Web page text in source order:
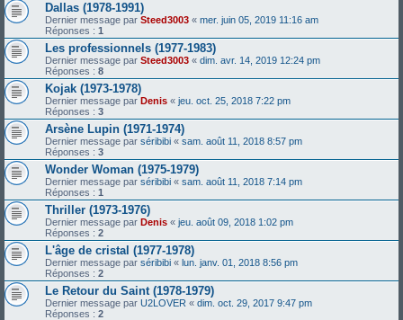
Dallas (1978-1991)
Dernier message par Steed3003 « mer. juin 05, 2019 11:16 am
Réponses : 1
Les professionnels (1977-1983)
Dernier message par Steed3003 « dim. avr. 14, 2019 12:24 pm
Réponses : 8
Kojak (1973-1978)
Dernier message par Denis « jeu. oct. 25, 2018 7:22 pm
Réponses : 3
Arsène Lupin (1971-1974)
Dernier message par séribibi « sam. août 11, 2018 8:57 pm
Réponses : 3
Wonder Woman (1975-1979)
Dernier message par séribibi « sam. août 11, 2018 7:14 pm
Réponses : 1
Thriller (1973-1976)
Dernier message par Denis « jeu. août 09, 2018 1:02 pm
Réponses : 2
L'âge de cristal (1977-1978)
Dernier message par séribibi « lun. janv. 01, 2018 8:56 pm
Réponses : 2
Le Retour du Saint (1978-1979)
Dernier message par U2LOVER « dim. oct. 29, 2017 9:47 pm
Réponses : 2